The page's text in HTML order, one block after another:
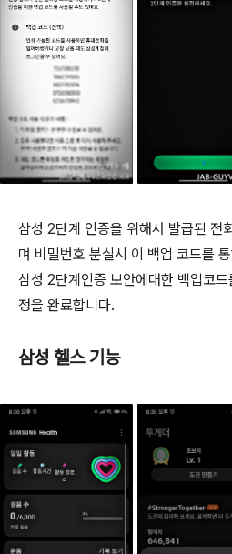
삼성 2단계 인증을 위해서 발급된 전
며 비밀번호 분실시 이 백업 코드를
삼성 2단계인증 보안에대한 백업코
정을 완료합니다.
삼성 헬스 기능